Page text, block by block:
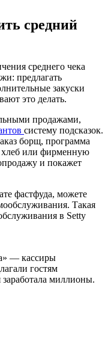
средний
среднего чека
предлагать
закуски
это делать.
продажами,
систему подсказок.
борщ, программа
хлеб или фирменную
и покажет
фастфуда, можете
Такая
в Setty
— кассиры
гостям
миллионы.